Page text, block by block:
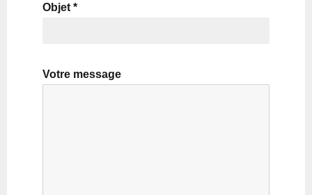
Objet *
Votre message